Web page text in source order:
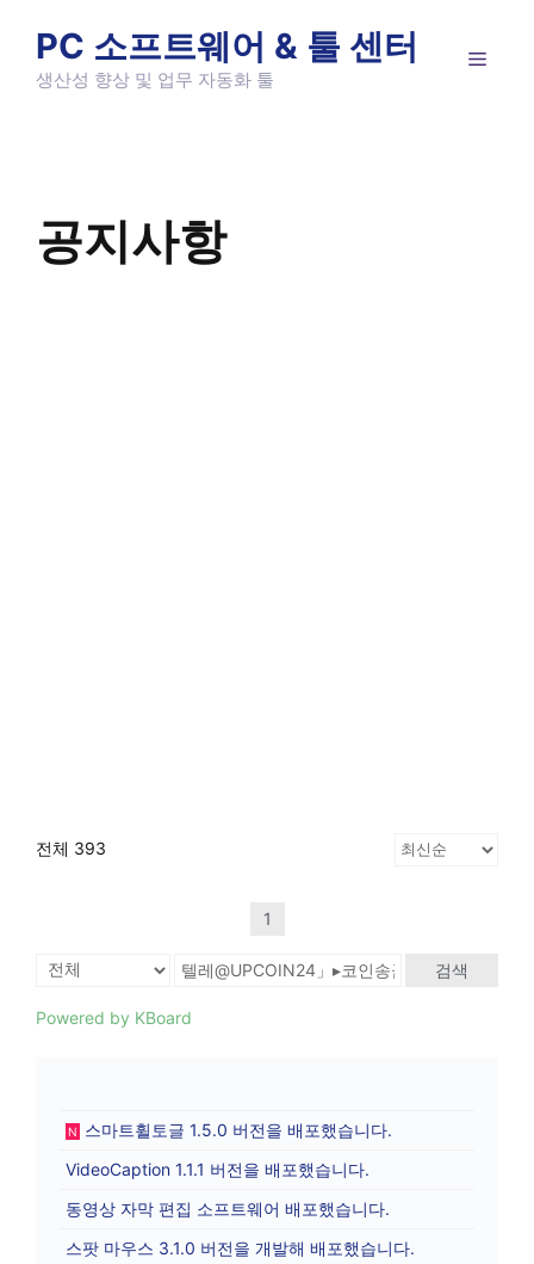
content
PC 소프트웨어 & 툴 센터
생산성 향상 및 업무 자동화 툴
공지사항
전체 393
1
검색
Powered by KBoard
N
스마트휠토글 1.5.0 버전을 배포했습니다.
VideoCaption 1.1.1 버전을 배포했습니다.
동영상 자막 편집 소프트웨어 배포했습니다.
스팟 마우스 3.1.0 버전을 개발해 배포했습니다.